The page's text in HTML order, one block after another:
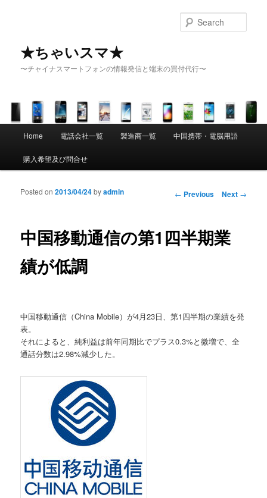
★ちゃいスマ★
〜チャイナスマートフォンの情報発信と端末の買付代行〜
Skip to primary content
Skip to secondary content
Home 電話会社一覧 製造商一覧 中国携帯・電脳用語
購入希望及び問合せ
Post navigation
← Previous Next →
中国移動通信の第1四半期業
績が低調
Posted on2013/04/24byadmin
中国移動通信（China Mobile）が4月23日、第1四半期の業績を発
表。
それによると、純利益は前年同期比でプラス0.3%と微増で、全
通話分数は2.98%減少した。